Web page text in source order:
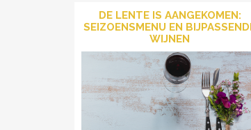
DE LENTE IS AANGEKOMEN:
SEIZOENSMENU EN
WIJNEN